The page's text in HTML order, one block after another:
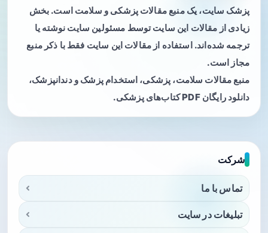
پزشک سایت، یک منبع مقالات پزشکی و سلامت است. بخش
زیادی از مقالات این سایت توسط مسئولین سایت نوشته یا
ترجمه شده‌اند. استفاده از مقالات این سایت فقط با ذکر منبع
مجاز است.
منبع مقالات سلامت، پزشکی، استخدام پزشک و دندانپزشک،
دانلود رایگان PDF کتاب‌های پزشکی.
شرکت
تماس با ما
تبلیغات در سایت